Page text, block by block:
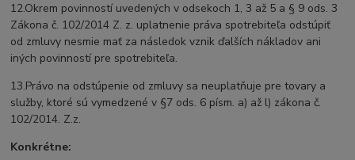
12.Okrem povinností uvedených v odsekoch 1, 3 až 5 a § 9 ods. 3
Zákona č. 102/2014 Z. z. uplatnenie práva spotrebiteľa odstúpiť
od zmluvy nesmie mať za následok vznik ďalších nákladov ani
iných povinností pre spotrebiteľa.
13.Právo na odstúpenie od zmluvy sa neuplatňuje pre tovary a
služby, ktoré sú vymedzené v §7 ods. 6 písm. a) až l) zákona č.
102/2014. Z.z.
Konkrétne: